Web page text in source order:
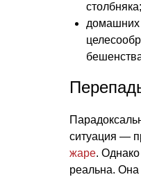
столбняка;
ситуация —
жаре.
реальна. Она